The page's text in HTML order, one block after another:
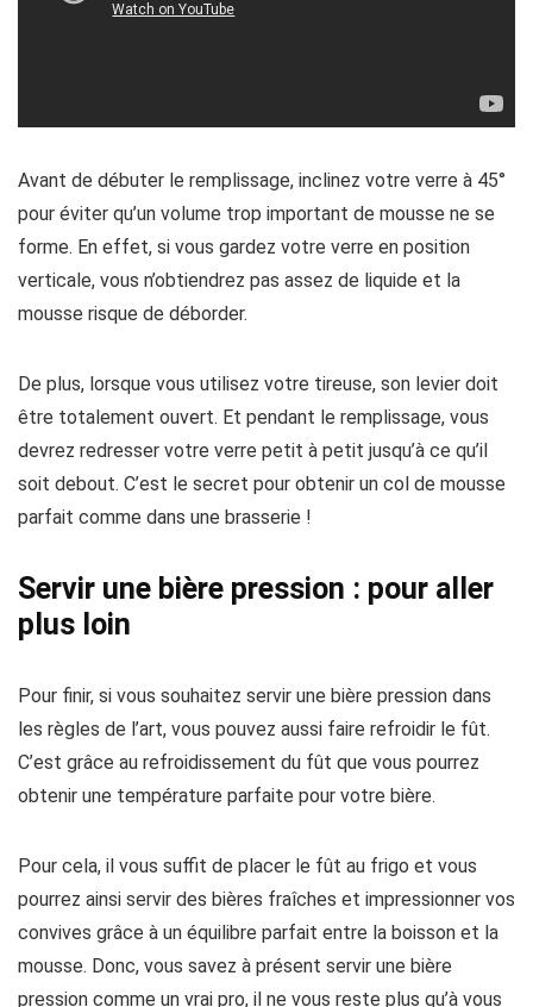
Avant de débuter le remplissage, inclinez votre verre à 45°
pour éviter qu’un volume trop important de mousse ne se
forme. En effet, si vous gardez votre verre en position
verticale, vous n’obtiendrez pas assez de liquide et la
mousse risque de déborder.
De plus, lorsque vous utilisez votre tireuse, son levier doit
être totalement ouvert. Et pendant le remplissage, vous
devrez redresser votre verre petit à petit jusqu’à ce qu’il
soit debout. C’est le secret pour obtenir un col de mousse
parfait comme dans une brasserie !
Servir une bière pression : pour aller
plus loin
Pour finir, si vous souhaitez servir une bière pression dans
les règles de l’art, vous pouvez aussi faire refroidir le fût.
C’est grâce au refroidissement du fût que vous pourrez
obtenir une température parfaite pour votre bière.
Pour cela, il vous suffit de placer le fût au frigo et vous
pourrez ainsi servir des bières fraîches et impressionner vos
convives grâce à un équilibre parfait entre la boisson et la
mousse. Donc, vous savez à présent servir une bière
pression comme un vrai pro, il ne vous reste plus qu’à vous